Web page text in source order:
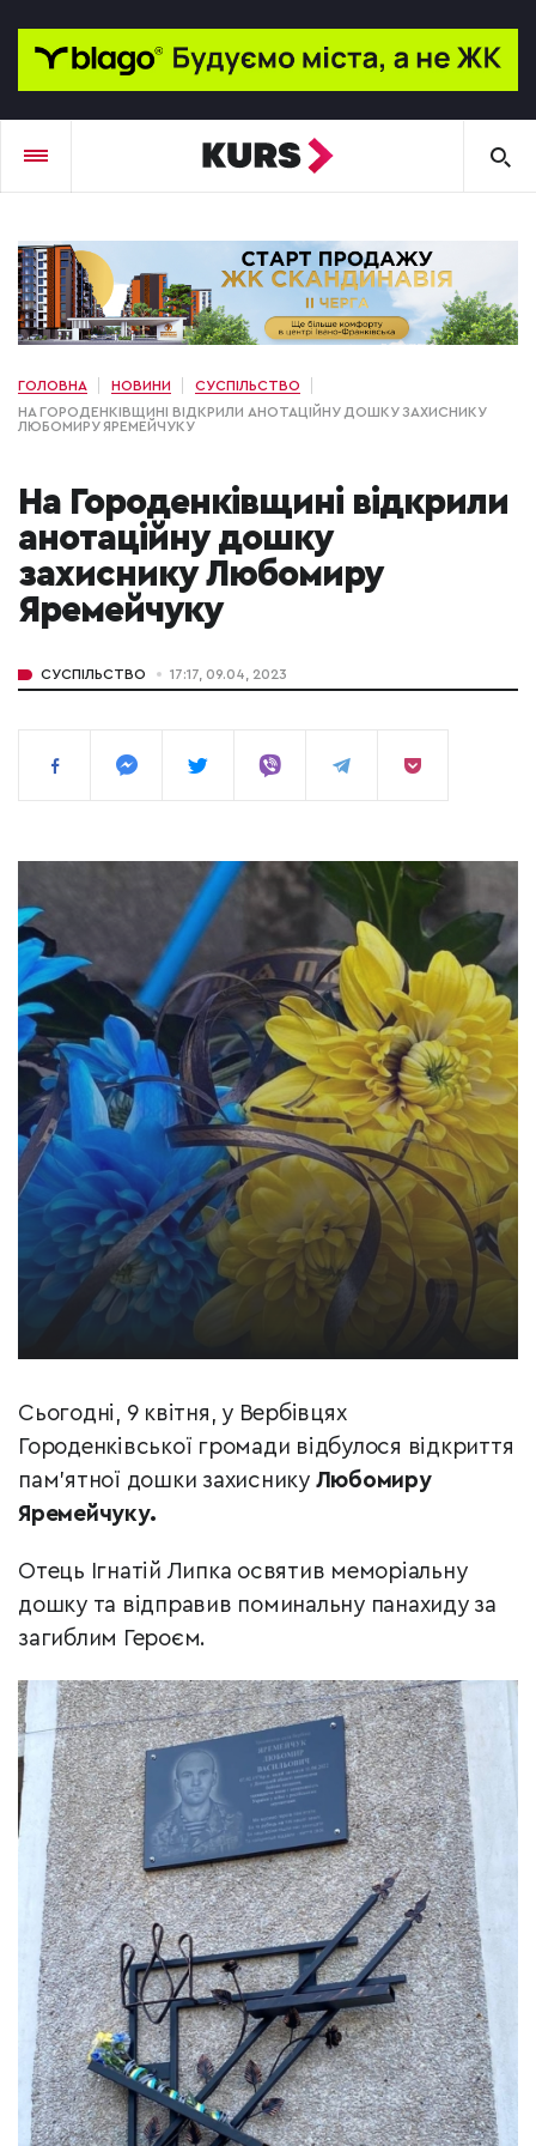
ГОЛОВНА НОВИНИ
СУСПІЛЬСТВО
НА ГОРОДЕНКІВЩИНІ ВІДКРИЛИ АНОТАЦІЙНУ ДОШКУ ЗАХИСНИКУ
ЛЮБОМИРУ ЯРЕМЕЙЧУКУ
На Городенківщині відкрили
анотаційну дошку
захиснику Любомиру
Яремейчуку
СУСПІЛЬСТВО 17:17, 09.04, 2023
Сьогодні, 9 квітня, у Вербівцях
Городенківської громади відбулося відкриття
пам’ятної дошки захиснику Любомиру
Яремейчуку.
Отець Ігнатій Липка освятив меморіальну
дошку та відправив поминальну панахиду за
загиблим Героєм.